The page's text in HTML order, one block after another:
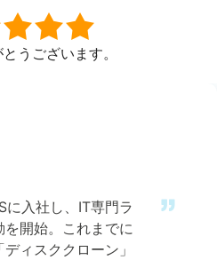
うございます。
入社し、IT専門ラ
開始。これまでに
ディスククローン」